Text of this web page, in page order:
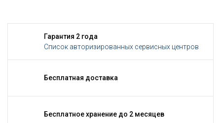
Гарантия 2 года
Список авторизированных сервисных центров
Бесплатная доставка
Бесплатное хранение до 2 месяцев